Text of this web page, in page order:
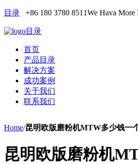
目录 +86 180 3780 8511We Hava More
目录
首页
产品目录
解决方案
成功案例
关于我们
联系我们
Home/昆明欧版磨粉机MTW多少钱一
昆明欧版磨粉机